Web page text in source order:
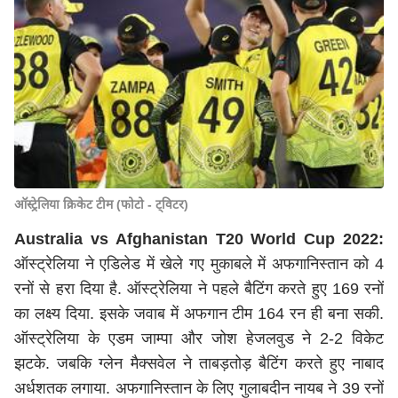
ऑस्ट्रेलिया क्रिकेट टीम (फोटो - ट्विटर)
Australia vs Afghanistan T20 World Cup 2022:
ऑस्ट्रेलिया ने एडिलेड में खेले गए मुकाबले में अफगानिस्तान को 4
रनों से हरा दिया है. ऑस्ट्रेलिया ने पहले बैटिंग करते हुए 169 रनों
का लक्ष्य दिया. इसके जवाब में अफगान टीम 164 रन ही बना सकी.
ऑस्ट्रेलिया के एडम जाम्पा और जोश हेजलवुड ने 2-2 विकेट
झटके. जबकि ग्लेन मैक्सवेल ने ताबड़तोड़ बैटिंग करते हुए नाबाद
अर्धशतक लगाया. अफगानिस्तान के लिए गुलाबदीन नायब ने 39 रनों